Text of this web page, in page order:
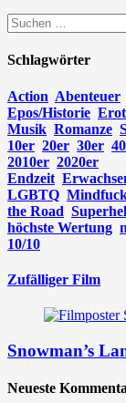
Suchen
nach:
Schlagwörter
Action Abenteuer
Epos/Historie
Musik Romanze
10er 20er 30er
2010er 2020er
Endzeit
LGBTQ
the Road
höchste Wertung
10/10
Zufälliger Film
Snowman’s
Neueste